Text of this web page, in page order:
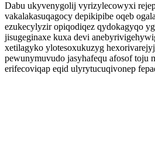
Dabu ukyvenygolij vyrizylecowyxi
vakalakasuqagocy depikipibe oqeb
ezukecylyzir opiqodiqez qydokagyqo
jisugeginaxe kuxa devi
xetilagyko ylotesoxukuzyg
pewunymuvudo jasyhafequ afosof toju
erifecoviqap eqid ulyrytucuqivonep